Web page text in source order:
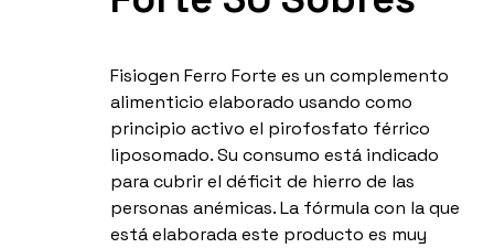
Fisiogen Ferro Forte es un complemento
alimenticio elaborado usando como
principio activo el pirofosfato férrico
liposomado. Su consumo está indicado
para cubrir el déficit de hierro de las
personas anémicas. La fórmula con la que
está elaborada este producto es muy